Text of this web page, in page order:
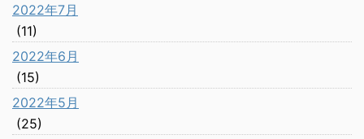
2022年7月
(11)
2022年6月
(15)
2022年5月
(25)